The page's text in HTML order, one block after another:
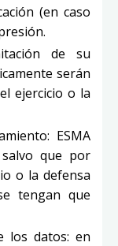
(en caso
de su
serán
ejercicio o la
ESMA
que por
o la defensa
tengan que
los datos: en